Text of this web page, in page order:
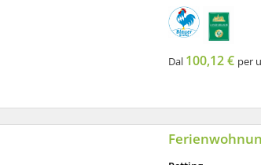
Dal 100,12 € per